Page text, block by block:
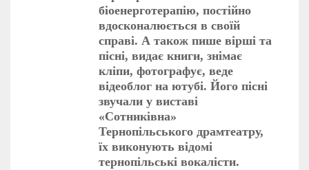
біоенерготерапію, постійно
вдосконалюється в своїй
справі. А також пише вірші та
пісні, видає книги, знімає
кліпи, фотографує, веде
відеоблог на ютубі. Його пісні
звучали у виставі
«Сотниківна»
Тернопільського драмтеатру,
їх виконують відомі
тернопільські вокалісти.